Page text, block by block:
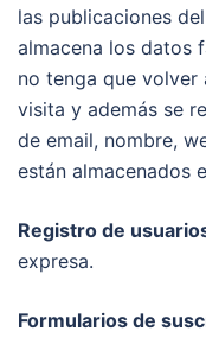
las publicaciones
almacena los datos
no tenga que volver
visita y además se
de email, nombre,
están almacenados
Registro de
expresa.
Formularios de